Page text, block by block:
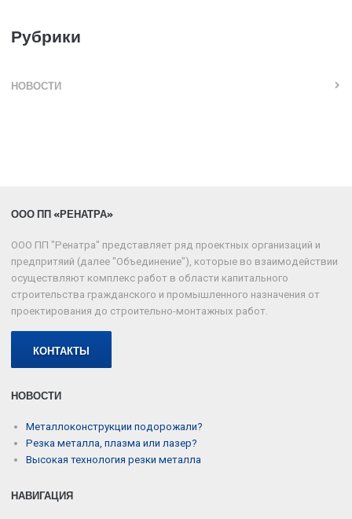
Рубрики
НОВОСТИ
ООО ПП «РЕНАТРА»
ООО ПП "Ренатра" представляет ряд проектных организаций и
предпритяий (далее "Объединение"), которые во взаимодействии
осуществляют комплекс работ в области капитального
строительства гражданского и промышленного назначения от
проектирования до строительно-монтажных работ.
КОНТАКТЫ
НОВОСТИ
Металлоконструкции подорожали?
Резка металла, плазма или лазер?
Высокая технология резки металла
НАВИГАЦИЯ